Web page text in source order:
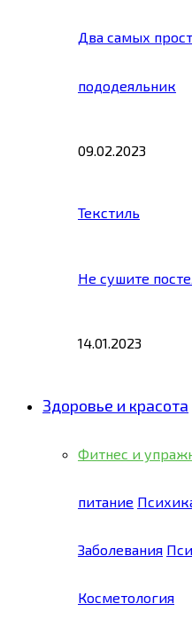
Два самых
пододеяльник
09.02.2023
Текстиль
Не сушите
14.01.2023
Здоровье и красота
Фитнес и
питание
Заболевания
Косметология